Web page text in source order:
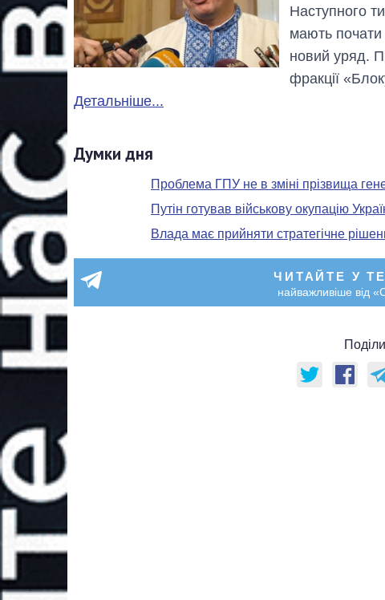
Наступного
мають почати
новий уряд.
фракції
Детальніше...
Думки дня
Проблема ГПУ не в зміні прізвища
Путін готував військову окупацію
Влада має прийняти стратегічне
ЧИТАЙТЕ У
найважливіше від